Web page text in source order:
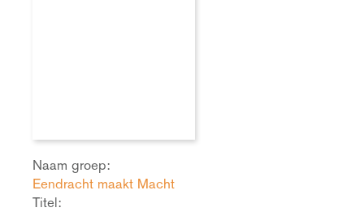
Naam groep:
Eendracht maakt Macht
Titel: